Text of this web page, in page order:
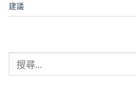
建議